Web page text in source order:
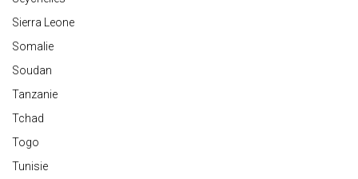
Sierra Leone
Somalie
Soudan
Tanzanie
Tchad
Togo
Tunisie